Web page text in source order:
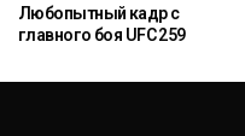
Любопытный кадр с
главного боя UFC 259